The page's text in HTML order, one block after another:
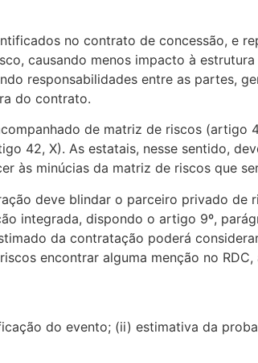
no contrato de concessão, e
causando menos impacto à
responsabilidades entre as partes,
do contrato.
de matriz de riscos (artigo
42, X). As estatais, nesse sentido,
às minúcias da matriz de riscos que
deve blindar o parceiro privado de
integrada, dispondo o artigo 9º,
da contratação poderá
encontrar alguma menção no
do evento; (ii) estimativa da